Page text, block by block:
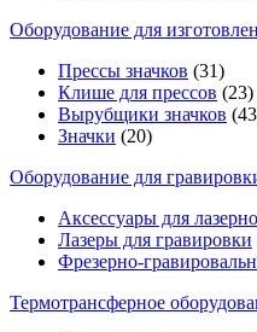
Оборудование для
Прессы значков (31)
Клише для прессов (23)
Вырубщики значков
Значки (20)
Оборудование для
Аксессуары для
Лазеры для гравировки
Фрезерно-
Термотрансферное